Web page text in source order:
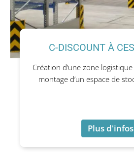
C-DISCOUNT À
Création d’une zone
montage d’un espace de
Plus d'infos